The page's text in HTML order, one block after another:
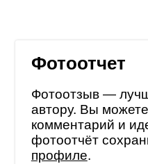
Фотоотчет
Фотоотзыв —
автору. Вы
комментарий и
фотоотчёт
профиле.